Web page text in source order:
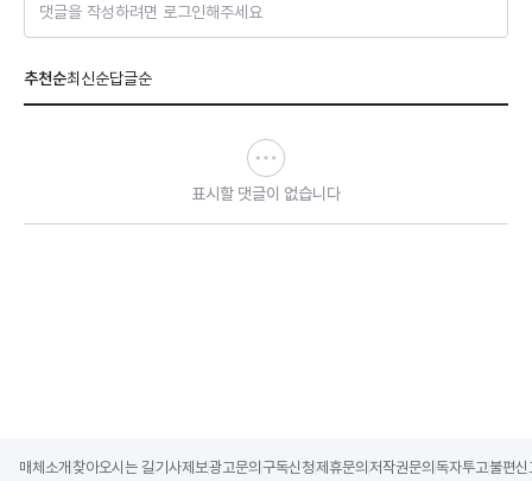
댓글을 작성하려면 로그인해주세요
추천순최신순답글순
표시할 댓글이 없습니다
매체소개 찾아오시는 길기사제보광고문의 구독신청제휴문의 저작권문의 독자투고불편신